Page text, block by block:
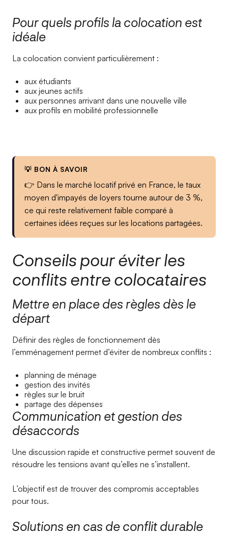
Pour quels profils la colocation est
idéale
La colocation convient particulièrement :
aux étudiants
aux jeunes actifs
aux personnes arrivant dans une nouvelle ville
aux profils en mobilité professionnelle
💡 BON À SAVOIR
👉 Dans le marché locatif privé en France, le taux
moyen d'impayés de loyers tourne autour de 3 %,
ce qui reste relativement faible comparé à
certaines idées reçues sur les locations partagées.
Conseils pour éviter les
conflits entre colocataires
Mettre en place des règles dès le
départ
Définir des règles de fonctionnement dès
l’emménagement permet d’éviter de nombreux conflits :
planning de ménage
gestion des invités
règles sur le bruit
partage des dépenses
Communication et gestion des
désaccords
Une discussion rapide et constructive permet souvent de
résoudre les tensions avant qu’elles ne s’installent.
L’objectif est de trouver des compromis acceptables
pour tous.
Solutions en cas de conflit durable